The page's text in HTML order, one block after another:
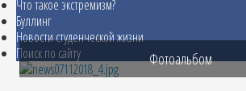
Что такое экстремизм?
Буллинг
Новости студенческой жизни
Поиск по сайту
Фотоальбом